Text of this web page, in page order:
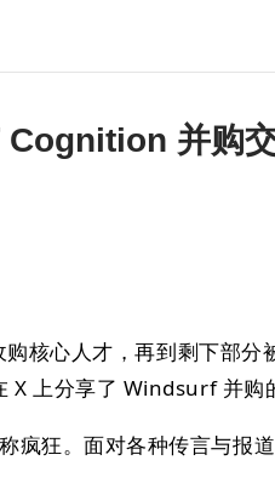
并购
核心人才，再到剩下部
上分享了 Windsurf 并购
狂。面对各种传言与报